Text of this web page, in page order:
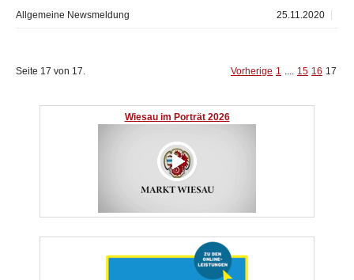
25.11.2020
Allgemeine Newsmeldung
Seite 17 von 17. Vorherige 1 .... 15 16 17
Wiesau im Porträt 2026